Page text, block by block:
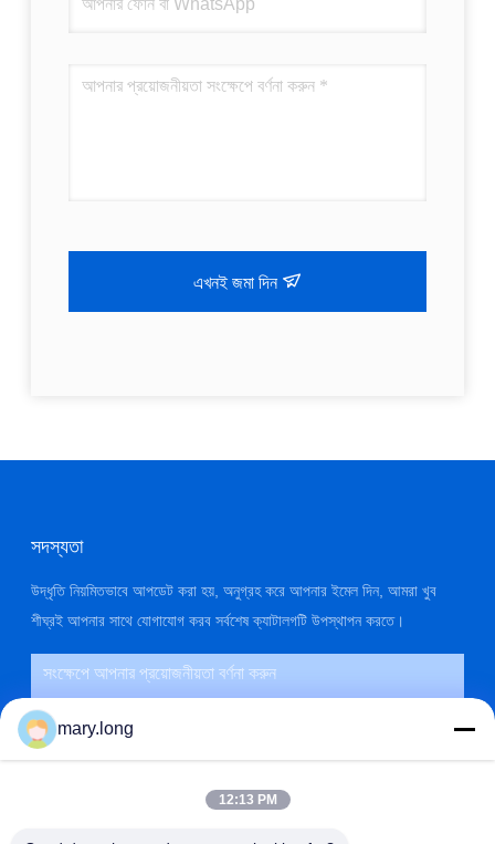
এখনই জমা দিন
সদস্যতা
উদ্ধৃতি নিয়মিতভাবে আপডেট করা হয়, অনুগ্রহ করে আপনার ইমেল দিন, আমরা খুব
শীঘ্রই আপনার সাথে যোগাযোগ করব সর্বশেষ ক্যাটালগটি উপস্থাপন করতে।
mary.long
12:13 PM